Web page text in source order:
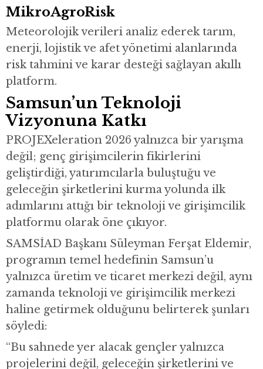
MikroAgroRisk
Meteorolojik verileri analiz ederek tarım,
enerji, lojistik ve afet yönetimi alanlarında
risk tahmini ve karar desteği sağlayan akıllı
platform.
Samsun’un Teknoloji
Vizyonuna Katkı
PROJEXeleration 2026 yalnızca bir yarışma
değil; genç girişimcilerin fikirlerini
geliştirdiği, yatırımcılarla buluştuğu ve
geleceğin şirketlerini kurma yolunda ilk
adımlarını attığı bir teknoloji ve girişimcilik
platformu olarak öne çıkıyor.
SAMSİAD Başkanı Süleyman Ferşat Eldemir,
programın temel hedefinin Samsun’u
yalnızca üretim ve ticaret merkezi değil, aynı
zamanda teknoloji ve girişimcilik merkezi
haline getirmek olduğunu belirterek şunları
söyledi:
“Bu sahnede yer alacak gençler yalnızca
projelerini değil, geleceğin şirketlerini ve